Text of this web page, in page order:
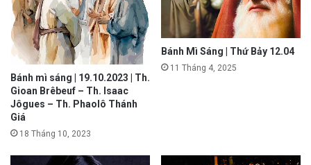
Bánh mì sáng | 19.10.2023 | Th.
Gioan Brêbeuf – Th. Isaac
Jôgues – Th. Phaolô Thánh
Giá
18 Tháng 10, 2023
Bánh Mì Sáng | Thứ Bảy 12.04
11 Tháng 4, 2025